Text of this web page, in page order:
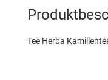
Tee Herba